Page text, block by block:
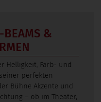
BEAMS &
Helligkeit, Farb- und
perfekten
Bühne Akzente und
– ob im Theater,